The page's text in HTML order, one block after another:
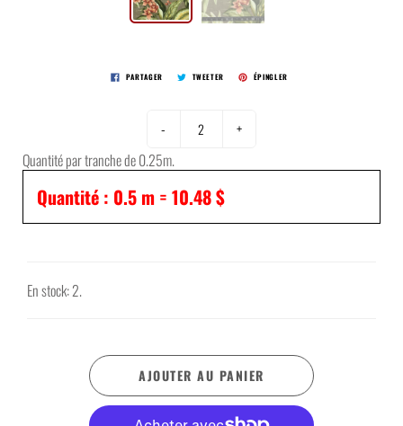
PARTAGER TWEETER ÉPINGLER
-
+
Quantité par tranche de 0.25m.
Quantité : 0.5 m = 10.48 $
En stock: 2.
AJOUTER AU PANIER